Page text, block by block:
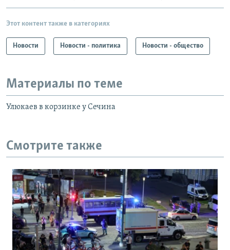
Этот контент также в категориях
Новости Новости - политика Новости - общество
Материалы по теме
Улюкаев в корзинке у Сечина
Смотрите также